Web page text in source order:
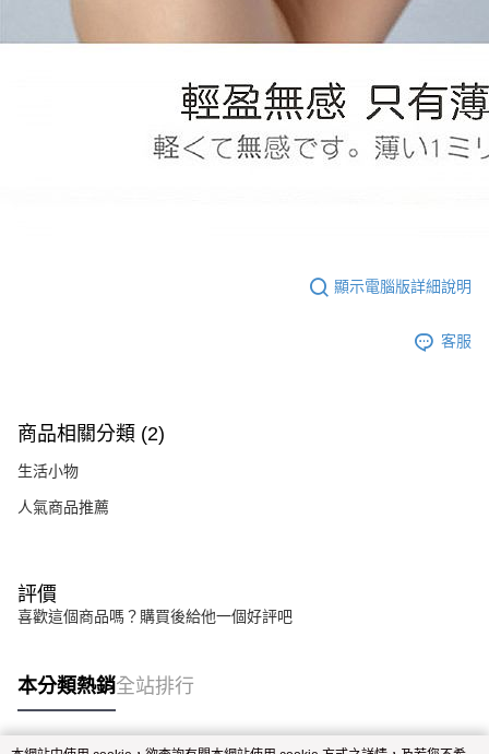
顯示電腦版詳細說明
客服
商品相關分類 (2)
生活小物
人氣商品推薦
評價
喜歡這個商品嗎？購買後給他一個好評吧
本分類熱銷全站排行